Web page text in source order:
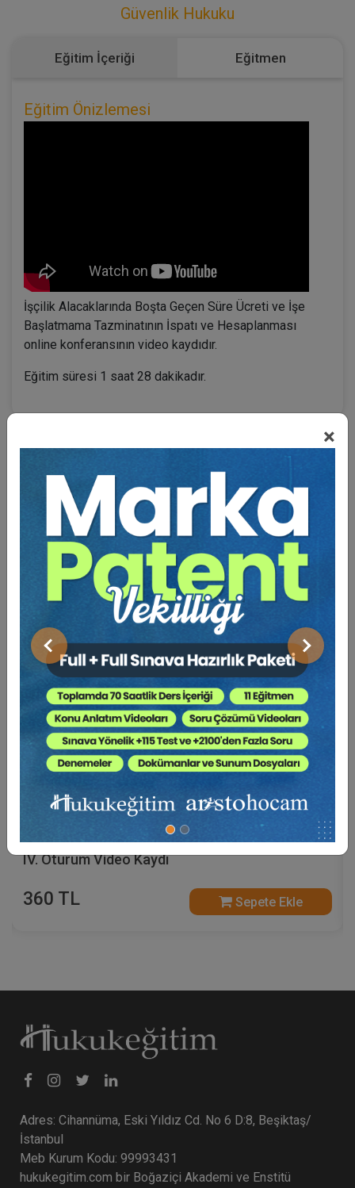
×
Önceki Sonraki
Güvenlik Hukuku
Eğitim İçeriği Eğitmen
Eğitim Önizlemesi
İşçilik Alacaklarında Boşta Geçen Süre Ücreti ve İşe
Başlatmama Tazminatının İspatı ve Hesaplanması
online konferansının video kaydıdır.
Eğitim süresi 1 saat 28 dakikadır.
BENZER VIDEO EĞITIMLER
Video Eğitim Abonesi Ol: Sadece 5490 TL / Yıllık
Sosyal Güvenlik Hukuku - V. İş Hukuku Kongresi -
IV. Oturum Video Kaydı
360 TL Sepete Ekle
Adres: Cihannüma, Eski Yıldız Cd. No 6 D:8, Beşiktaş/
İstanbul
Meb Kurum Kodu: 99993431
hukukegitim.com bir Boğaziçi Akademi ve Enstitü